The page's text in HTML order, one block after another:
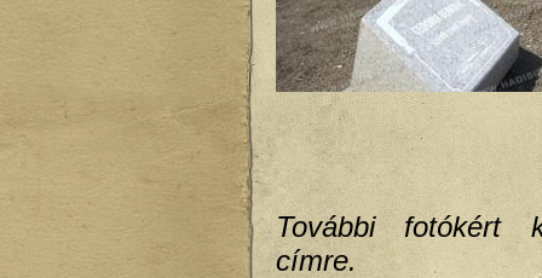
További fotókért
címre.